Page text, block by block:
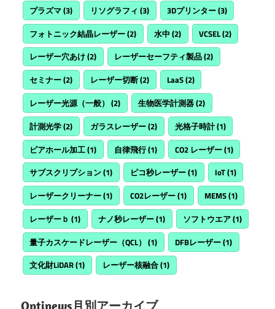
プラズマ(3) リソグラフィ (3) 3Dプリンター(3)
フォトニック結晶レーザー(2) 水中 (2) VCSEL(2)
レーザー穴あけ(2) レーザーセーフティ製品(2)
セミナー(2) レーザー切断(2) LaaS(2)
レーザー光源（一般） (2) 生物医学計測器(2)
計測光学(2) ガラスレーザー(2) 光格子時計(1)
ビアホール加工(1) 自律飛行(1) CO2 レーザー(1)
サブスクリプション(1) ピコ秒レーザー(1) IoT(1)
レーザークリーナー(1) CO2レーザー(1) MEMS(1)
レーザーｂ (1) ナノ秒レーザー(1) ソフトウエア(1)
量子カスケードレーザー（QCL） (1) DFBレーザー(1)
文化財LiDAR(1) レーザー核融合(1)
Optinews月別アーカイブ